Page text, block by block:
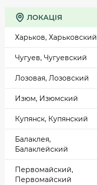
ЛОКАЦІЯ
Харьков, Харьковский
Чугуев, Чугуевский
Лозовая, Лозовский
Изюм, Изюмский
Купянск, Купянский
Балаклея,
Балаклейский
Первомайский,
Первомайский